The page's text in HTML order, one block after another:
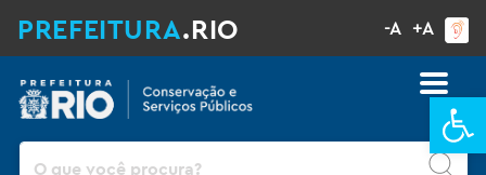
PREFEITURA.RIO -A +A
Pesquisar